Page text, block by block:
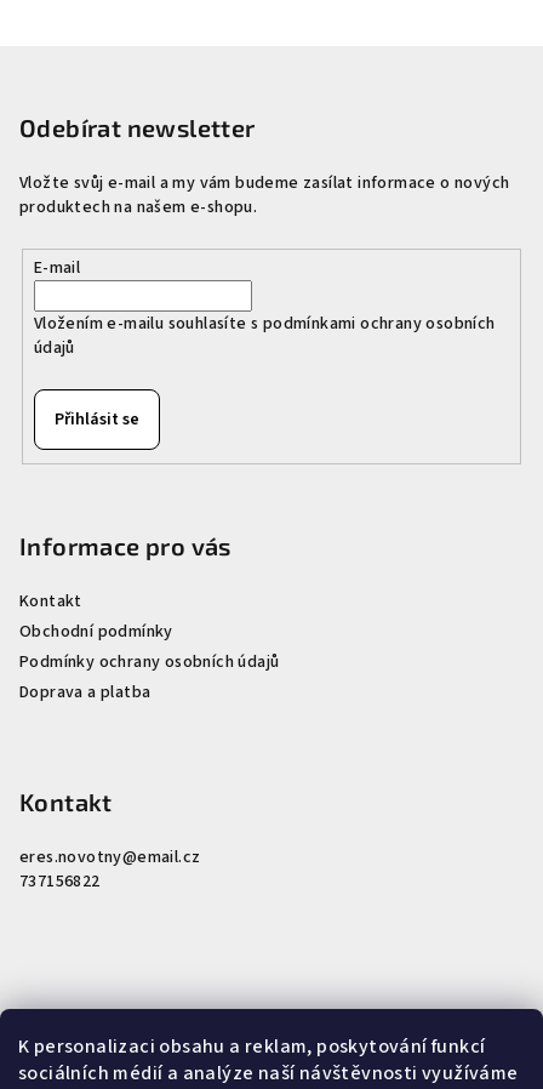
K personalizaci obsahu a reklam, poskytování funkcí
sociálních médií a analýze naší návštěvnosti využíváme
Odebírat newsletter
Vložte svůj e-mail a my vám budeme zasílat informace o nových
produktech na našem e-shopu.
E-mail
Vložením e-mailu souhlasíte s podmínkami ochrany osobních
údajů
Přihlásit se
Informace pro vás
Kontakt
Obchodní podmínky
Podmínky ochrany osobních údajů
Doprava a platba
Kontakt
eres.novotny@email.cz
737156822
Nákupní košík